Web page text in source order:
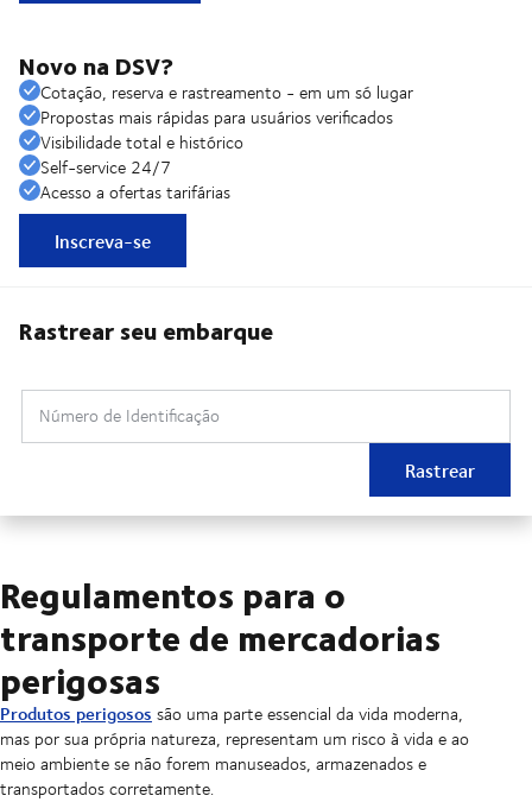
Novo na DSV?
Cotação, reserva e rastreamento - em um só lugar
Propostas mais rápidas para usuários verificados
Visibilidade total e histórico
Self-service 24/7
Acesso a ofertas tarifárias
Inscreva-se
Rastrear seu embarque
Número de Identificação
Rastrear
Regulamentos para o
transporte de mercadorias
perigosas
Produtos perigosos são uma parte essencial da vida moderna,
mas por sua própria natureza, representam um risco à vida e ao
meio ambiente se não forem manuseados, armazenados e
transportados corretamente.